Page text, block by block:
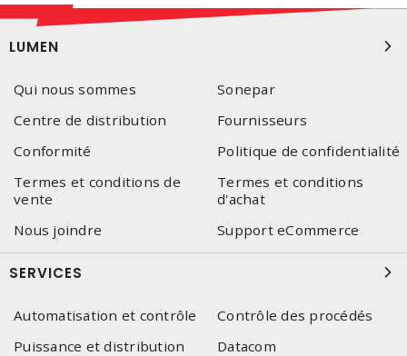
LUMEN
Qui nous sommes
Sonepar
Centre de distribution
Fournisseurs
Conformité
Politique de confidentialité
Termes et conditions de
vente
Termes et conditions
d'achat
Nous joindre
Support eCommerce
SERVICES
Automatisation et contrôle
Contrôle des procédés
Puissance et distribution
Datacom